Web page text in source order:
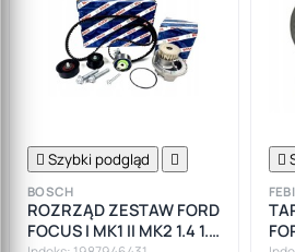
 Szybki podgląd 
BOSCH
ROZRZĄD ZESTAW FORD
FOCUS I MK1 II MK2 1.4 1.6
